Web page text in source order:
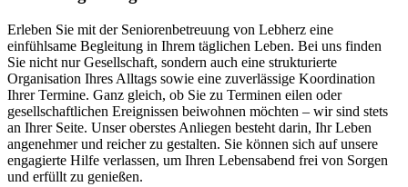
Erleben Sie mit der Seniorenbetreuung von Lebherz eine
einfühlsame Begleitung in Ihrem täglichen Leben. Bei uns finden
Sie nicht nur Gesellschaft, sondern auch eine strukturierte
Organisation Ihres Alltags sowie eine zuverlässige Koordination
Ihrer Termine. Ganz gleich, ob Sie zu Terminen eilen oder
gesellschaftlichen Ereignissen beiwohnen möchten – wir sind stets
an Ihrer Seite. Unser oberstes Anliegen besteht darin, Ihr Leben
angenehmer und reicher zu gestalten. Sie können sich auf unsere
engagierte Hilfe verlassen, um Ihren Lebensabend frei von Sorgen
und erfüllt zu genießen.